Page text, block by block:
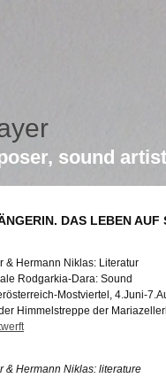
sound artist
DAS LEBEN AUF
& Hermann Niklas: Literatur
Rodgarkia-Dara: Sound
Mostviertel, 4.Juni-
Himmelstreppe der
& Hermann Niklas: literature